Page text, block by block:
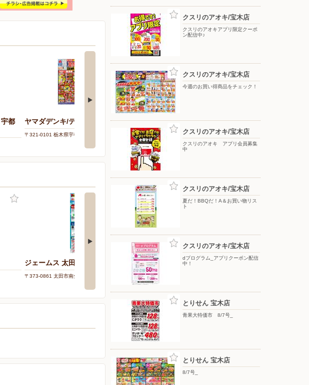
都
ヤマダデンキ/テックランド宇都宮南店
〒321-0101 栃木県宇都宮市江曽島本町22-8
nosh（ナッシュ）ヘルシー・糖質と塩
分に配慮した宅配食サイト
〒000-0000
ジェームス 太田高林店
〒373-0861 太田市南矢島町616-1
ジェームス 千波店
〒310-0851 水戸市千波町1888-1
クスリのアオキ/宝木店
クスリのアオキアプリ限定クーポ
ン配信中♪
クスリのアオキ/宝木店
今週のお買い得商品をチェック！
クスリのアオキ/宝木店
クスリのアオキ アプリ会員募集
中
クスリのアオキ/宝木店
夏だ！BBQだ！A＆お買い物リス
ト
クスリのアオキ/宝木店
dプログラム_アプリクーポン配信
中！
とりせん 宝木店
青果大特価市 8/7号_
とりせん 宝木店
8/7号_